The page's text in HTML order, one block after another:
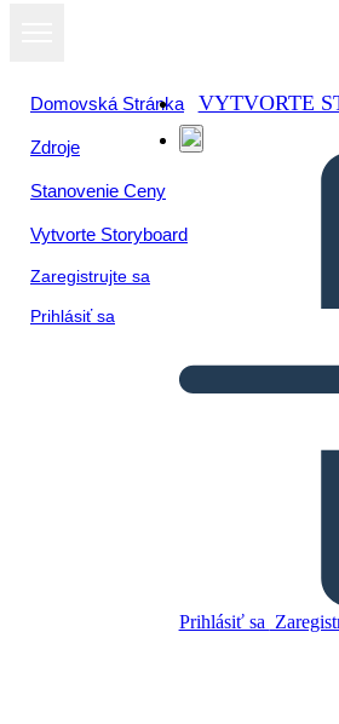
Domovská Stránka
Zdroje
Stanovenie Ceny
Vytvorte Storyboard
Zaregistrujte sa
Prihlásiť sa
VYTVORTE
Prihlásiť sa
Skopírujte tento
PREHRAŤ
Zobraziť ako
prezentáciu